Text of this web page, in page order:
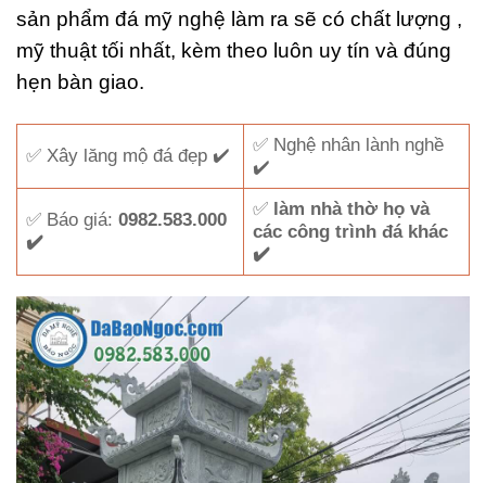
sản phẩm đá mỹ nghệ làm ra sẽ có chất lượng ,
mỹ thuật tối nhất, kèm theo luôn uy tín và đúng
hẹn bàn giao.
✅ Xây lăng mộ đá đẹp ✔️
✅ Nghệ nhân lành nghề
✔️
✅ Báo giá:0982.583.000
✔️
✅ làm nhà thờ họ và
các công trình đá khác
✔️